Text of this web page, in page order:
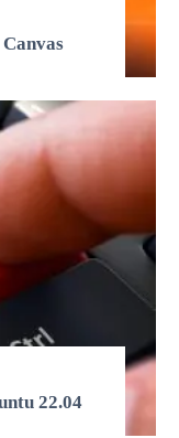
22.04